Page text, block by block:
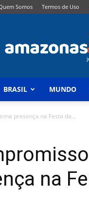
Somos Termos de Uso
365
BRASIL MUNDO
presença na Festa da...
na